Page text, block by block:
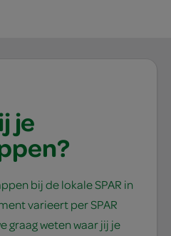
je
bij de lokale SPAR in
varieert per SPAR
graag weten waar jij je